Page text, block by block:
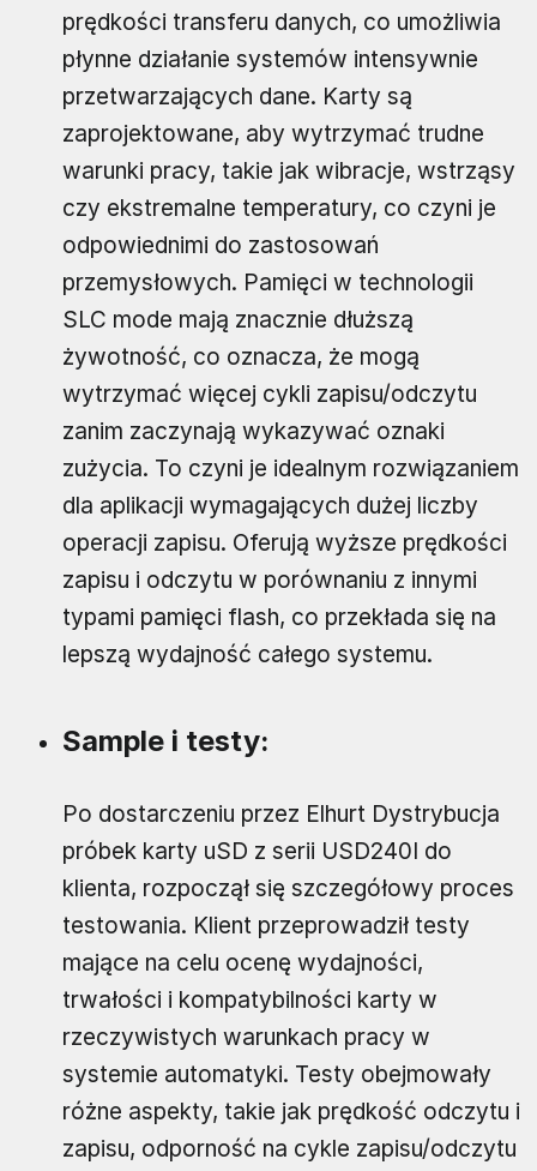
prędkości transferu danych, co umożliwia
płynne działanie systemów intensywnie
przetwarzających dane. Karty są
zaprojektowane, aby wytrzymać trudne
warunki pracy, takie jak wibracje, wstrząsy
czy ekstremalne temperatury, co czyni je
odpowiednimi do zastosowań
przemysłowych. Pamięci w technologii
SLC mode mają znacznie dłuższą
żywotność, co oznacza, że mogą
wytrzymać więcej cykli zapisu/odczytu
zanim zaczynają wykazywać oznaki
zużycia. To czyni je idealnym rozwiązaniem
dla aplikacji wymagających dużej liczby
operacji zapisu. Oferują wyższe prędkości
zapisu i odczytu w porównaniu z innymi
typami pamięci flash, co przekłada się na
lepszą wydajność całego systemu.
Sample i testy:
Po dostarczeniu przez Elhurt Dystrybucja
próbek karty uSD z serii USD240I do
klienta, rozpoczął się szczegółowy proces
testowania. Klient przeprowadził testy
mające na celu ocenę wydajności,
trwałości i kompatybilności karty w
rzeczywistych warunkach pracy w
systemie automatyki. Testy obejmowały
różne aspekty, takie jak prędkość odczytu i
zapisu, odporność na cykle zapisu/odczytu